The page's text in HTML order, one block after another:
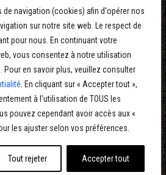
navigation (cookies) afin d'opérer nos
sur notre site web. Le respect de
pour nous. En continuant votre
vous consentez à notre utilisation
Pour en savoir plus, veuillez consulter
. En cliquant sur « Accepter tout »,
à l’utilisation de TOUS les
pouvez cependant avoir accès aux «
les ajuster selon vos préférences.
Tout rejeter Accepter tout
illustrations, animation 2D : Eltoro
2013 dans la catégorie Habillages
2013 pour Meilleur habillage